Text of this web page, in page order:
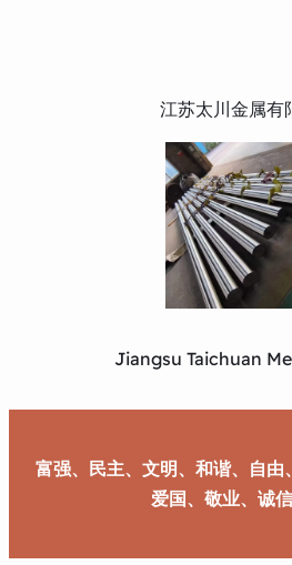
江苏太川金属有
Jiangsu Taichuan
富强、民主、文明、和谐、自由
爱国、敬业、诚